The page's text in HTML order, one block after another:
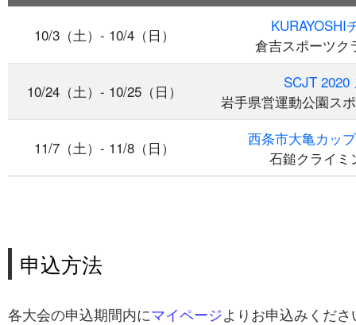
10/3（土）- 10/4（日）
KURAYOSHI
倉吉スポーツク
10/24（土）- 10/25（日）
SCJT 2020
岩手県営運動公園ス
11/7（土）- 11/8（日）
西条市大亀カッ
石鎚クライミ
申込方法
各大会の申込期間内にマイページよりお申込みくださ